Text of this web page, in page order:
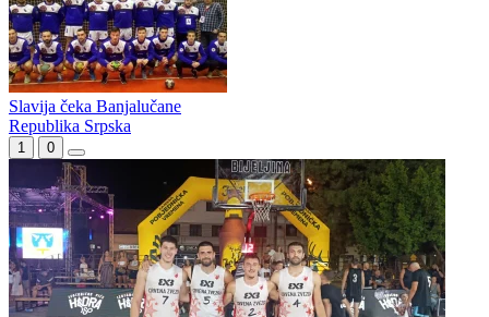
Višegrad slavio u Prijedoru
Lider slobodan, Prijedor dočekuje Višegrađane